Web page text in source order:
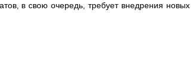
в свою очередь, требует внедрения